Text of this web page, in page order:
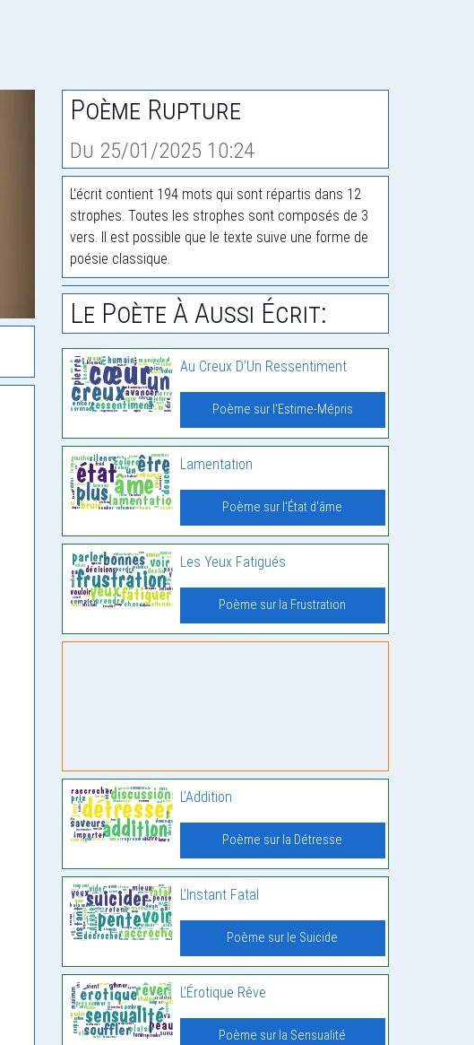
Poème Rupture
Du 25/01/2025 10:24
L'écrit contient 194 mots qui sont répartis dans 12
strophes. Toutes les strophes sont composés de 3
vers. Il est possible que le texte suive une forme de
poésie classique.
Le Poète À Aussi Écrit:
Au Creux D’Un Ressentiment
Poème sur l'Estime-Mépris
Lamentation
Poème sur l'État d'âme
Les Yeux Fatigués
Poème sur la Frustration
L’Addition
Poème sur la Détresse
L’Instant Fatal
Poème sur le Suicide
L’Érotique Rêve
Poème sur la Sensualité